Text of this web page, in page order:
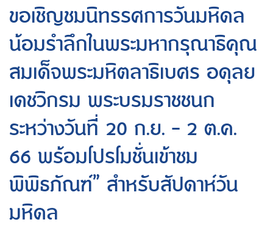
ขอเชิญชมนิทรรศการวันมหิดล
น้อมรำลึกในพระมหากรุณาธิคุณ
สมเด็จพระมหิตลาธิเบศร อดุลย
เดชวิกรม พระบรมราชชนก
ระหว่างวันที่ 20 ก.ย. - 2 ต.ค.
66 พร้อมโปรโมชั่นเข้าชม
พิพิธภัณฑ์” สำหรับสัปดาห์วัน
มหิดล